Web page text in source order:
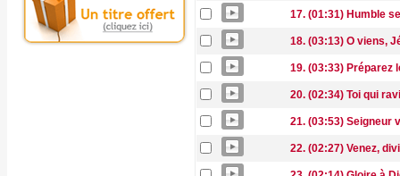
17. (01:31) Humble
18. (03:13) O viens,
19. (03:33) Préparez
20. (02:34) Toi qui
21. (03:53) Seigneur
22. (02:27) Venez,